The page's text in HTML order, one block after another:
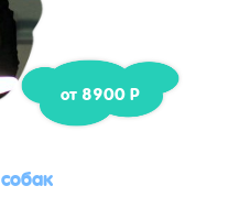
от 8900 Р